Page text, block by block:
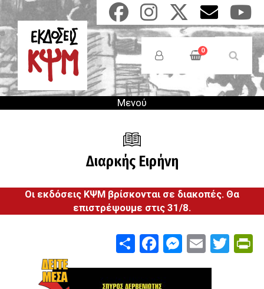
Παράκαμψη
προς
το
κυρίως
περιεχόμενο
Anonymous
Users
Menu
0
Μενού
Διαρκής Ειρήνη
Οι εκδόσεις ΚΨΜ βρίσκονται σε διακοπές. Θα
επιστρέψουμε στις 31/8.
ShareFacebook
Email